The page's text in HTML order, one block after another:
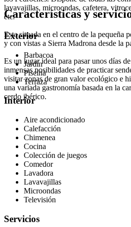
lavavajillas, microondas, cafetera,
etc.
Esta situada en el centro de la pequeña
y con vistas a Sierra Madrona desde la
Es un lugar ideal para pasar unos días
inmensas posibilidades de practicar
visitar zonas de gran valor ecológico e
una variada gastronomía basada en la
cerdo ibérico.
Características y
Exterior
Barbacoa
Jardín
Piscina
Terraza
Interior
Aire acondicionado
Calefacción
Chimenea
Cocina
Colección de juegos
Comedor
Lavadora
Lavavajillas
Microondas
Televisión
Servicios